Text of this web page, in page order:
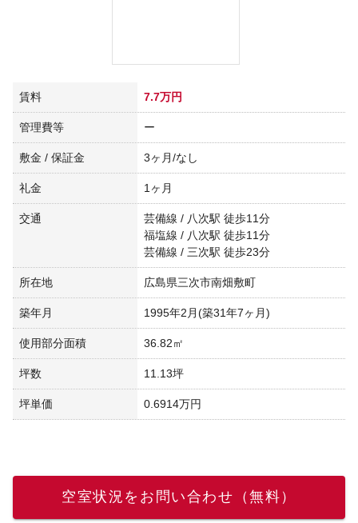
賃料 7.7万円
管理費等 ー
敷金 / 保証金 3ヶ月/なし
礼金 1ヶ月
交通
芸備線 / 八次駅 徒歩11分
福塩線 / 八次駅 徒歩11分
芸備線 / 三次駅 徒歩23分
所在地 広島県三次市南畑敷町
築年月 1995年2月(築31年7ヶ月)
使用部分面積 36.82㎡
坪数 11.13坪
坪単価 0.6914万円
空室状況をお問い合わせ（無料）